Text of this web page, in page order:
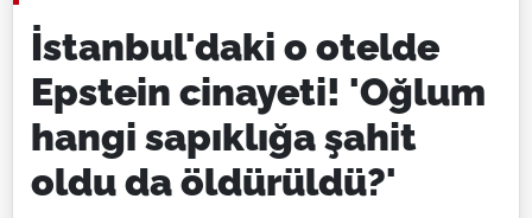
İstanbul'daki o otelde
Epstein cinayeti! 'Oğlum
hangi sapıklığa şahit
oldu da öldürüldü?'